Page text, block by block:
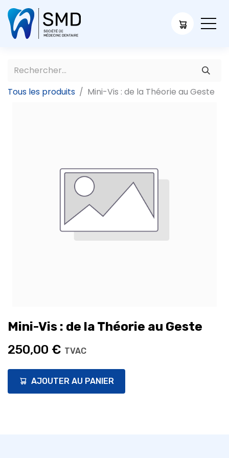
Tous les produits Mini-Vis : de la Théorie au Geste
Mini-Vis : de la Théorie au Geste
250,00 € TVAC
AJOUTER AU PANIER